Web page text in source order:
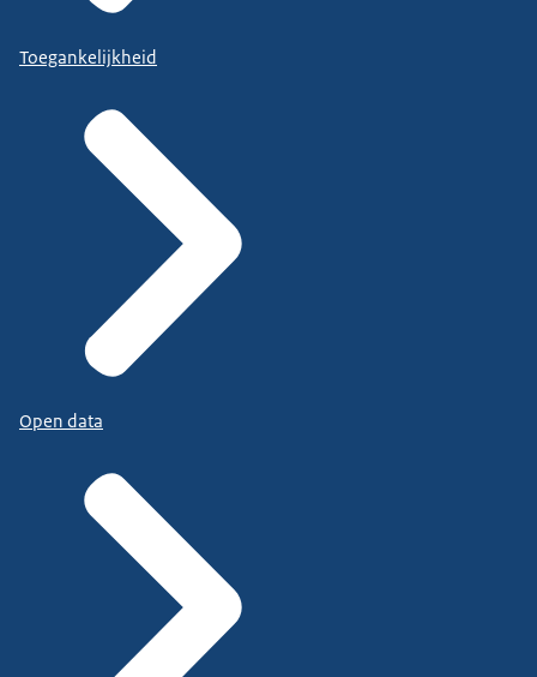
Toegankelijkheid
Open data